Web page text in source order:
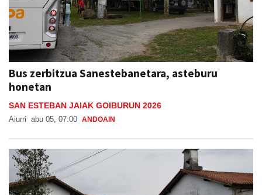
Bus zerbitzua Sanestebanetara, asteburu
honetan
SAN ESTEBAN JAIAK GOIBURUN 2026
Aiurri abu 05, 07:00 ANDOAIN